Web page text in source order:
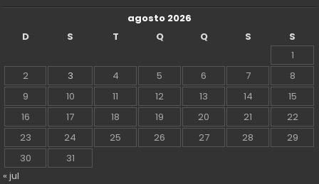
agosto 2026
D
S T Q Q S
S
1
2
3 4 5 6 7
8
9
10 11 12 13 14
15
16
17 18 19 20 21
22
23
24 25 26 27 28
29
30
31
« jul